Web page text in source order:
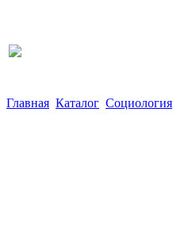
Главная Каталог Социология